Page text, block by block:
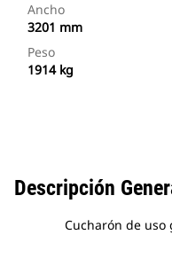
Ancho
3201 mm
Peso
1914 kg
Descripción
Cucharón de uso